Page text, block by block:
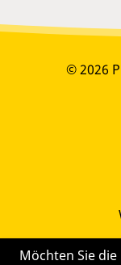
Möchten Sie
© 2026